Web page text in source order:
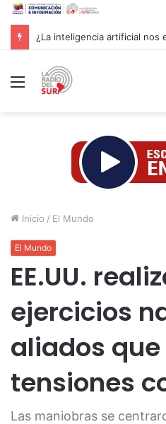
Menú
Inicio / El Mundo
El Mundo
EE.UU.
ejercicios
aliados
tensiones
Las maniobras se